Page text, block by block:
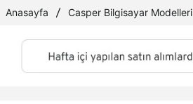
Anasayfa Casper Bilgisayar Modelleri